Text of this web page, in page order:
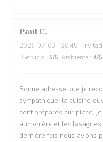
Paul C
2026-07-03 - 20:45 -
Servicio : 5/5 Ambiente : 4/5
Bonne adresse que je
sympathique, la cuisine
sont préparés sur place,
aumonière et les
dernière fois nous avions